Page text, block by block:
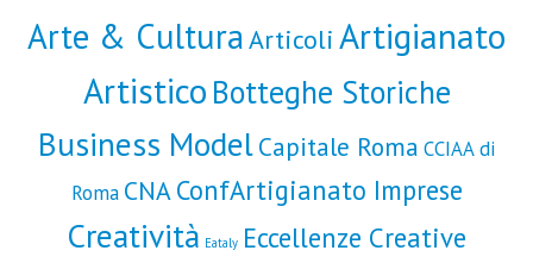
Arte & CulturaArticoli Artigianato
Artistico Botteghe Storiche
Business ModelCapitale Roma CCIAA di
Roma CNAConfArtigianato Imprese
Creatività Eataly Eccellenze Creative